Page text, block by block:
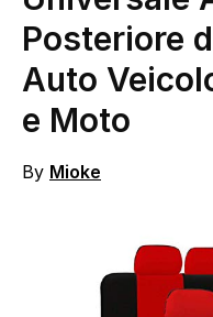
Posteriore
Auto
e Moto
By Mioke